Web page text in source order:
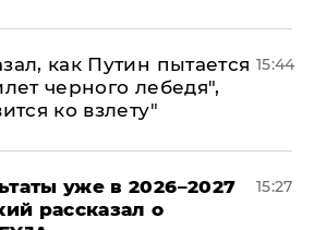
как Путин пытается
черного лебедя",
ко взлету"
15:44
уже в 2026–2027
рассказал о
15:27